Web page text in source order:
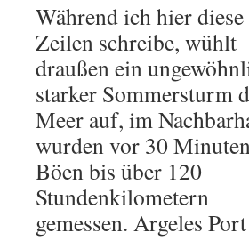
Während ich hier diese
Zeilen schreibe, wühlt
draußen ein
starker Sommersturm
Meer auf, im
wurden vor 30
Böen bis über 120
Stundenkilometern
gemessen. Argeles